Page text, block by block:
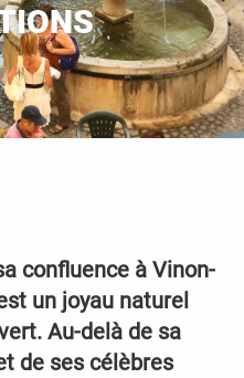
confluence à Vinon-
un joyau naturel
Au-delà de sa
de ses célèbres